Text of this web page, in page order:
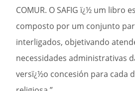
COMUR. O SAFIG ï¿½ um libro
composto por um conjunto
interligados, objetivando
necessidades administrativas
versï¿½o concesión para cada